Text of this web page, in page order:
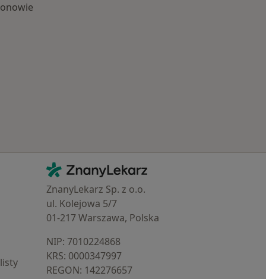
Kontakt
ZnanyLekarz - Strona główna
ZnanyLekarz Sp. z o.o.
ul. Kolejowa 5/7
01-217 Warszawa, Polska
NIP: ⁠7010224868
KRS: ⁠0000347997
REGON: ⁠142276657